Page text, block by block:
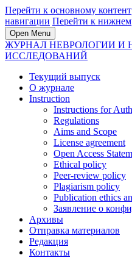
Перейти к основному
навигации Перейти к
Open Menu
ЖУРНАЛ НЕВРОЛОГИИ И
ИССЛЕДОВАНИЙ
Текущий выпуск
О журнале
Instruction
Instructions for
Regulations
Aims and Scope
License agreement
Open Access
Ethical policy
Peer-review policy
Plagiarism policy
Publication ethics
Заявление о
Архивы
Отправка материалов
Редакция
Контакты